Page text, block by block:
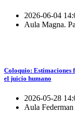
2026-06-04
Aula Magna.
Coloquio: Estimaciones
el juicio humano
2026-05-28
Aula Federman